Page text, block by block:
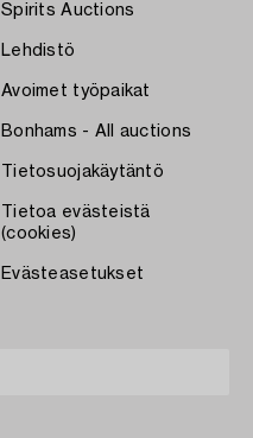
Spirits Auctions
Lehdistö
Avoimet työpaikat
Bonhams - All auctions
Tietosuojakäytäntö
Tietoa evästeistä
(cookies)
Evästeasetukset